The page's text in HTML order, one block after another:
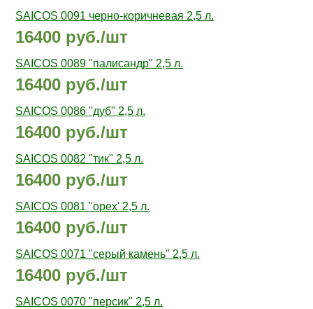
SAICOS 0091 черно-коричневая 2,5 л.
16400 руб./шт
SAICOS 0089 "палисандр" 2,5 л.
16400 руб./шт
SAICOS 0086 "дуб" 2,5 л.
16400 руб./шт
SAICOS 0082 "тик" 2,5 л.
16400 руб./шт
SAICOS 0081 "орех' 2,5 л.
16400 руб./шт
SAICOS 0071 "серый камень" 2,5 л.
16400 руб./шт
SAICOS 0070 "персик" 2,5 л.